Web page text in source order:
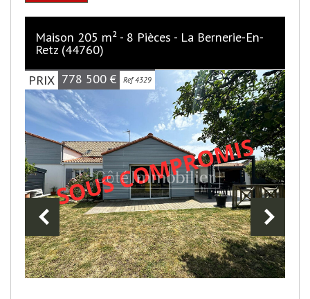
Maison 205 m² - 8 Pièces - La Bernerie-En-
Retz (44760)
PRIX 778 500 € Ref 4329